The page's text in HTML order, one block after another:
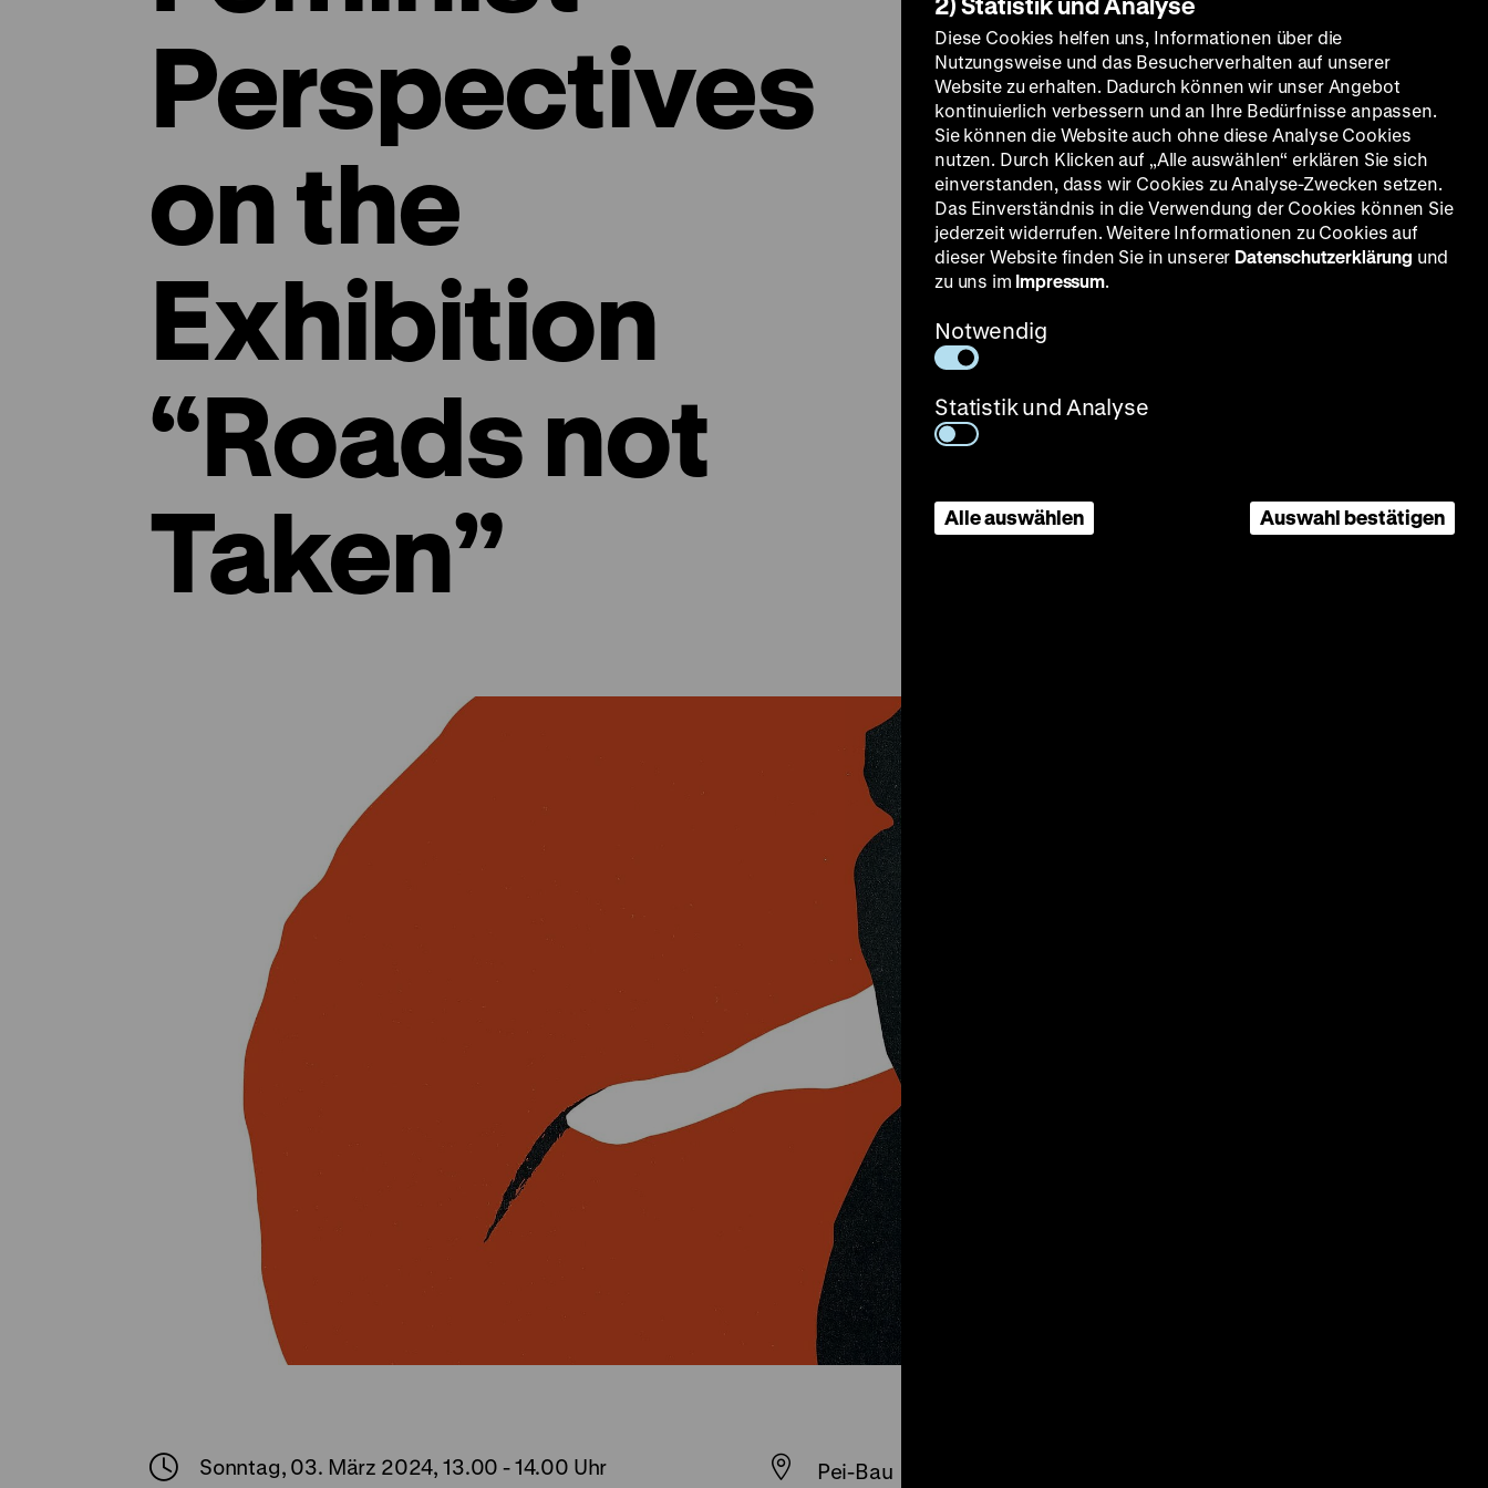
Perspectives
on the
Exhibition
“Roads not
Taken”
Sonntag, 03. März 2024, 13.00 -14.00 Uhr Pei-Bau
Diese Cookies helfen uns, Informationen über die
Nutzungsweise und das Besucherverhalten auf unserer
Website zu erhalten. Dadurch können wir unser Angebot
kontinuierlich verbessern und an Ihre Bedürfnisse anpassen.
Sie können die Website auch ohne diese Analyse Cookies
nutzen. Durch Klicken auf „Alle auswählen“ erklären Sie sich
einverstanden, dass wir Cookies zu Analyse-Zwecken setzen.
Das Einverständnis in die Verwendung der Cookies können Sie
jederzeit widerrufen. Weitere Informationen zu Cookies auf
dieser Website finden Sie in unserer Datenschutzerklärung und
zu uns im Impressum.
Notwendig
Statistik und Analyse
Alle auswählen Auswahl bestätigen